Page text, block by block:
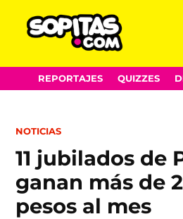
Skip
to
REPORTAJES QUIZZES
POSTED
NOTICIAS
11 jubilados de
ganan más de
pesos al mes